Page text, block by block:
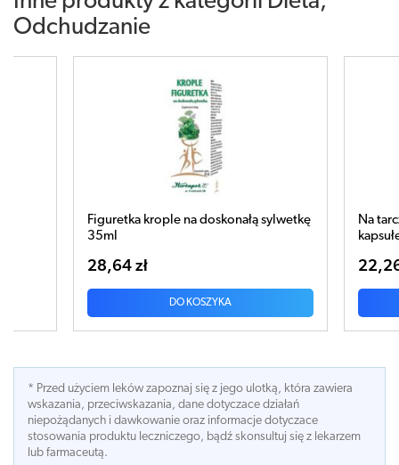
Odchudzanie
Na tarczycę z morszczynem x 30
kapsułek
22,26 zł
DO KOSZYKA
* Przed użyciem leków zapoznaj się z jego ulotką, która zawiera
wskazania, przeciwskazania, dane dotyczace działań
niepożądanych i dawkowanie oraz informacje dotyczace
stosowania produktu leczniczego, bądź skonsultuj się z lekarzem
lub farmaceutą.